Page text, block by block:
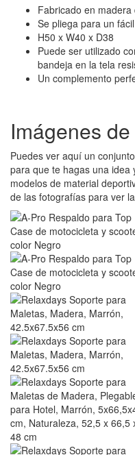
Fabricado en madera
Se pliega para un
H50 x W40 x D38
Puede ser utilizado
bandeja en la tela
Un complemento
Imágenes
Puedes ver aquí un
para que te hagas una
modelos de material
de las fotografías para ver